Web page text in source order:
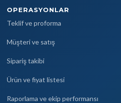
OPERASYONLAR
Teklif ve proforma
Müşteri ve satış
Sipariş takibi
Ürün ve fiyat listesi
Raporlama ve ekip performansı